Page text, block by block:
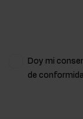
Doy mi
de